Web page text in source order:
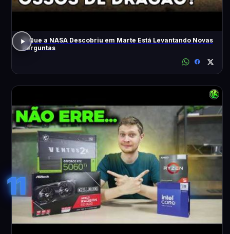
O Que a NASA Descobriu em Marte Está Levantando Novas
Perguntas
11